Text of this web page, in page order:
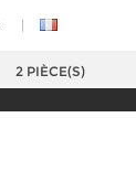
|
2 PIÈCE(S)